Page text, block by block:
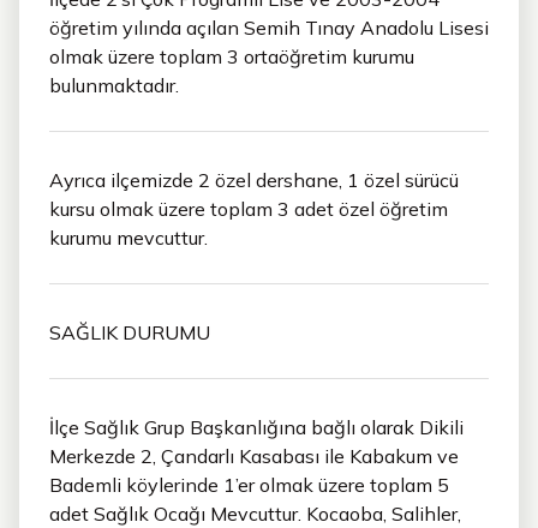
öğretim yılında açılan Semih Tınay Anadolu Lisesi
olmak üzere toplam 3 ortaöğretim kurumu
bulunmaktadır.
Ayrıca ilçemizde 2 özel dershane, 1 özel sürücü
kursu olmak üzere toplam 3 adet özel öğretim
kurumu mevcuttur.
SAĞLIK DURUMU
İlçe Sağlık Grup Başkanlığına bağlı olarak Dikili
Merkezde 2, Çandarlı Kasabası ile Kabakum ve
Bademli köylerinde 1’er olmak üzere toplam 5
adet Sağlık Ocağı Mevcuttur. Kocaoba, Salihler,